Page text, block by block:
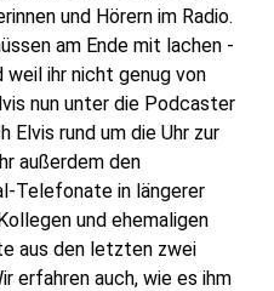
und Hörern im Radio.
am Ende mit lachen -
weil ihr nicht genug von
nun unter die Podcaster
Elvis rund um die Uhr zur
außerdem den
Telefonate in längerer
und ehemaligen
aus den letzten zwei
erfahren auch, wie es ihm